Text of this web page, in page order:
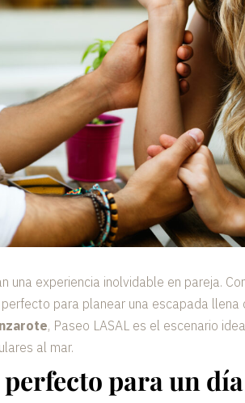
una experiencia inolvidable en pareja.
para planear una escapada
, Paseo LASAL es el escenario
al mar.
perfecto para un